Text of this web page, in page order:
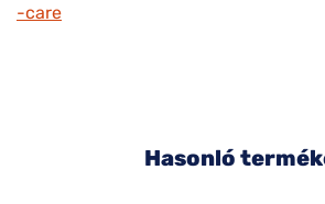
-care
Hasonló